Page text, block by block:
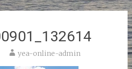
yea-online-admin